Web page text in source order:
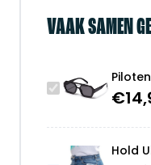
VAAK SAMEN
€
Hold